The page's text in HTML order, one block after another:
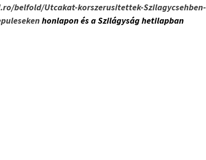
belfold/Utcakat-korszerusitettek-Szilagycsehben-
honlapon és a Szilágyság hetilapban